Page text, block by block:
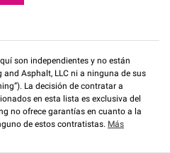
son independientes y no están
Asphalt, LLC ni a ninguna de sus
La decisión de contratar a
en esta lista es exclusiva del
no ofrece garantías en cuanto a la
de estos contratistas. Más